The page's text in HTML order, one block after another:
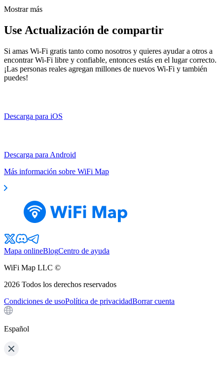
Mostrar más
Use Actualización de compartir
Si amas Wi-Fi gratis tanto como nosotros y quieres ayudar a otros a
encontrar Wi-Fi libre y confiable, entonces estás en el lugar correcto.
¡Las personas reales agregan millones de nuevos Wi-Fi y también
puedes!
Descarga para iOS
Descarga para Android
Más información sobre WiFi Map
Mapa onlineBlogCentro de ayuda
WiFi Map LLC ©
2026 Todos los derechos reservados
Condiciones de usoPolítica de privacidadBorrar cuenta
Español